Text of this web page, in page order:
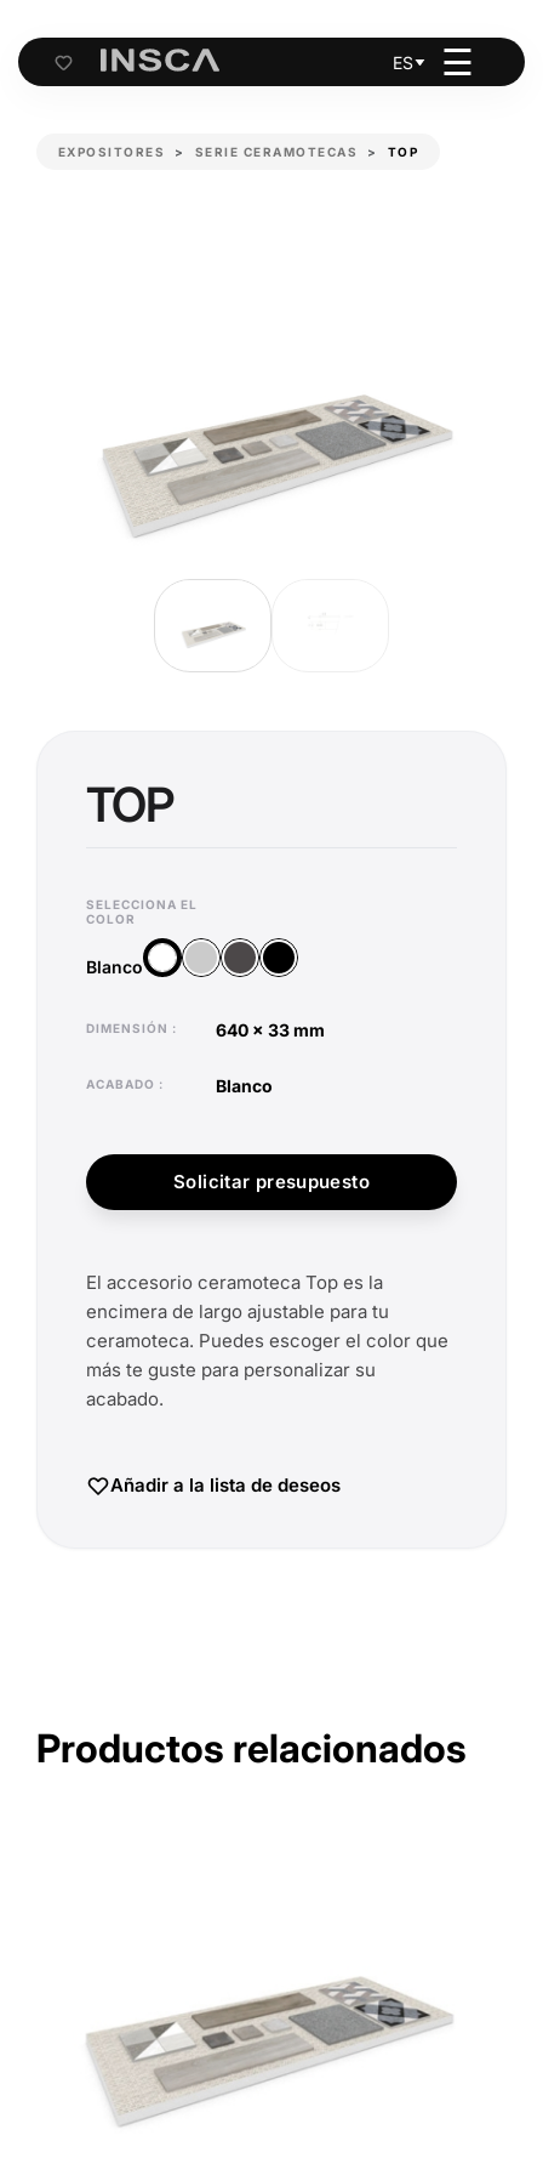
Cart
ES ☰
EXPOSITORES SERIE CERAMOTECAS TOP
TOP
SELECCIONA EL
COLOR
Blanco
BlancoPlataAntracitaNegro
DIMENSIÓN 640 x 33 mm
ACABADO blanco
Solicitar presupuesto
El accesorio ceramoteca Top es la
encimera de largo ajustable para tu
ceramoteca. Puedes escoger el color que
más te guste para personalizar su
acabado.
Añadir a la lista de deseos
Productos relacionados